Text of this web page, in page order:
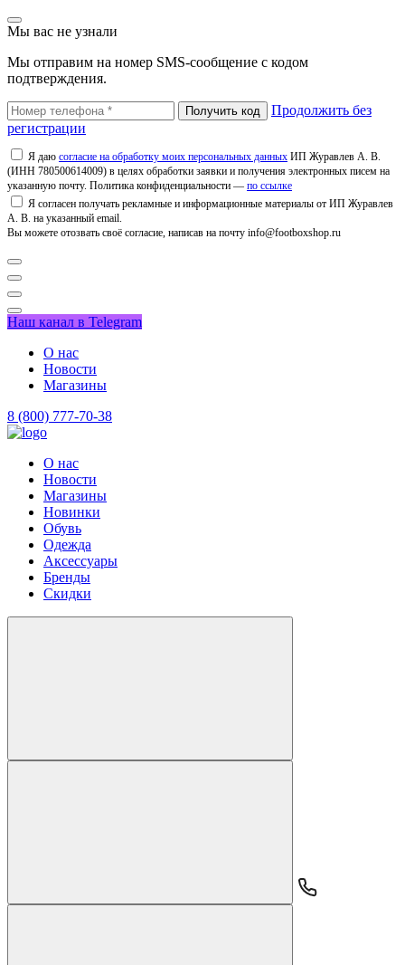
Мы вас не узнали
Мы отправим на номер SMS-сообщение с кодом
подтверждения.
Продолжить без
регистрации
Я даю согласие на обработку моих персональных данных ИП Журавлев А. В.
(ИНН 780500614009) в целях обработки заявки и получения электронных писем на
указанную почту. Политика конфиденциальности — по ссылке
Я согласен получать рекламные и информационные материалы от ИП Журавлев
А. В. на указанный email.
Вы можете отозвать своё согласие, написав на почту info@footboxshop.ru
Наш канал в Telegram
О нас
Новости
Магазины
8 (800) 777-70-38
О нас
Новости
Магазины
Новинки
Обувь
Одежда
Аксессуары
Бренды
Скидки